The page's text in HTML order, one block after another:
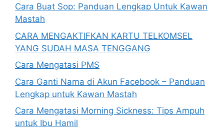
Cara Buat Sop: Panduan Lengkap Untuk Kawan
Mastah
CARA MENGAKTIFKAN KARTU TELKOMSEL
YANG SUDAH MASA TENGGANG
Cara Mengatasi PMS
Cara Ganti Nama di Akun Facebook – Panduan
Lengkap untuk Kawan Mastah
Cara Mengatasi Morning Sickness: Tips Ampuh
untuk Ibu Hamil